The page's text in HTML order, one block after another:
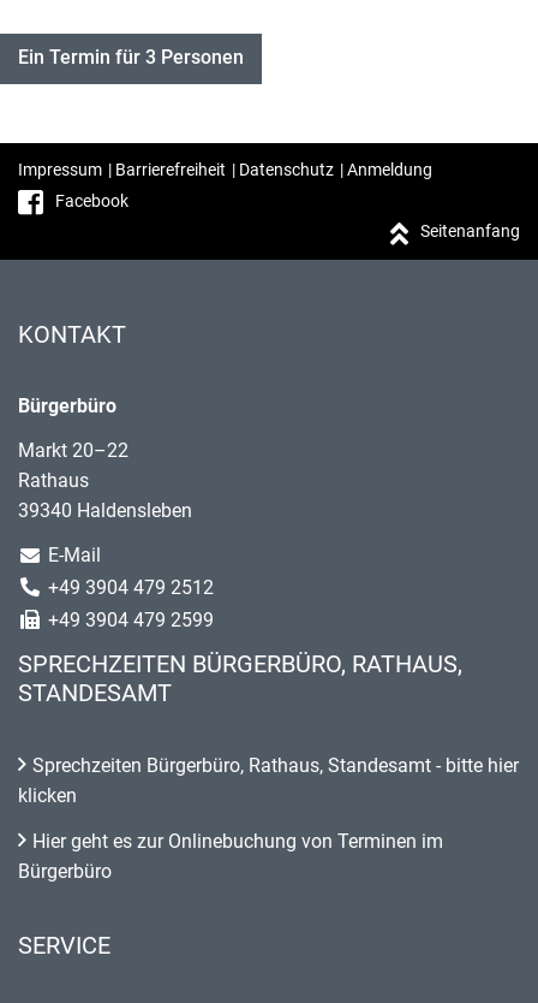
Ein Termin für 3 Personen
Impressum | Barrierefreiheit | Datenschutz |Anmeldung
Facebook
Seitenanfang
KONTAKT
Bürgerbüro
Markt 20–22
Rathaus
39340 Haldensleben
E-Mail
+49 3904 479 2512
+49 3904 479 2599
SPRECHZEITEN BÜRGERBÜRO, RATHAUS,
STANDESAMT
Sprechzeiten Bürgerbüro, Rathaus, Standesamt - bitte hier
klicken
Hier geht es zur Onlinebuchung von Terminen im
Bürgerbüro
SERVICE